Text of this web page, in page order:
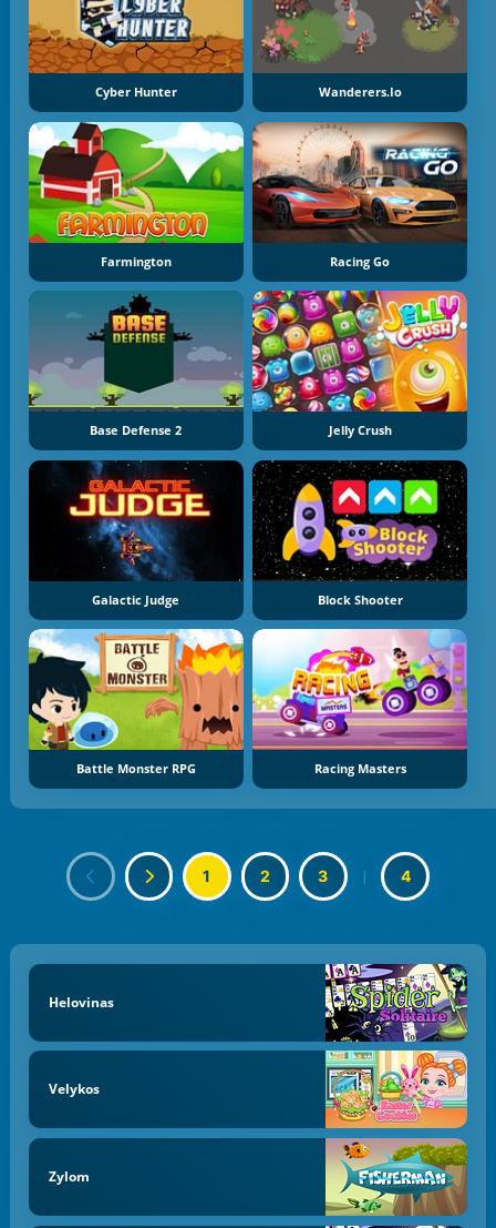
Cyber Hunter Wanderers.io
Farmington Racing Go
Base Defense 2 Jelly Crush
Galactic Judge Block Shooter
Battle Monster RPG Racing Masters
1 2 3 | 4
Helovinas
Velykos
Zylom